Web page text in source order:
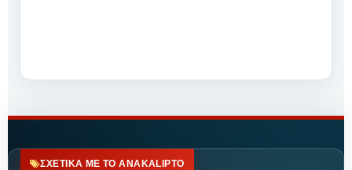
ΣΧΕΤΙΚΑ ΜΕ ΤΟ ANAKALIPTO